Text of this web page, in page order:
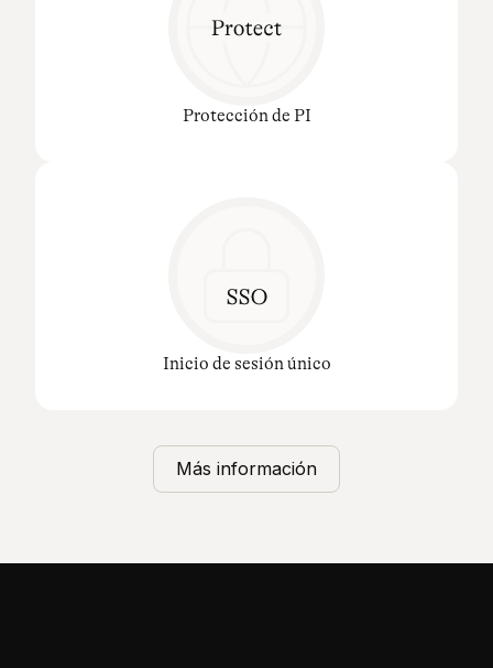
Protección de PI
Inicio de sesión único
Más información